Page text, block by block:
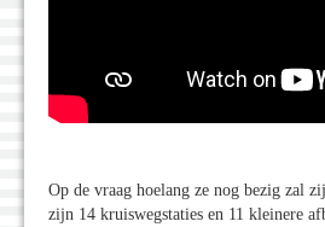
Op de vraag hoelang ze nog bezig zal
zijn 14 kruiswegstaties en 11 kleinere